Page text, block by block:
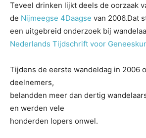
Teveel drinken lijkt deels de oorzaak
de Nijmeegse 4Daagse van 2006.Dat
een uitgebreid onderzoek bij
Nederlands Tijdschrift voor
Tijdens de eerste wandeldag in 2006
deelnemers,
belandden meer dan dertig
en werden vele
honderden lopers onwel.